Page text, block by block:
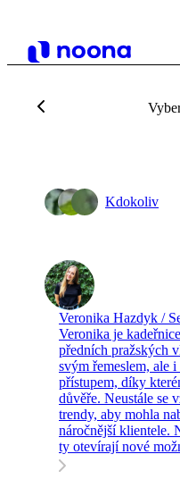
Kdokoliv
Veronika Hazdyk /
Veronika je
předních pražských
svým řemeslem, ale
přístupem, díky
důvěře. Neustále se
trendy, aby mohla
náročnější klientele.
ty otevírají nové